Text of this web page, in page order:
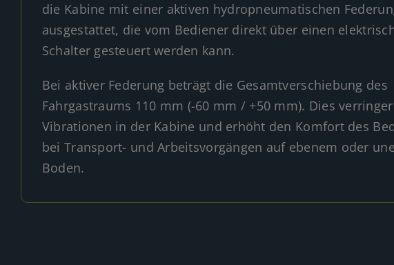
die Kabine mit einer aktiven hydropneumatischen
ausgestattet, die vom Bediener direkt über einen
Schalter gesteuert werden kann.
Bei aktiver Federung beträgt die Gesamtverschiebung des
Fahrgastraums 110 mm (-60 mm / +50 mm). Dies
Vibrationen in der Kabine und erhöht den Komfort des
bei Transport- und Arbeitsvorgängen auf ebenem oder
Boden.